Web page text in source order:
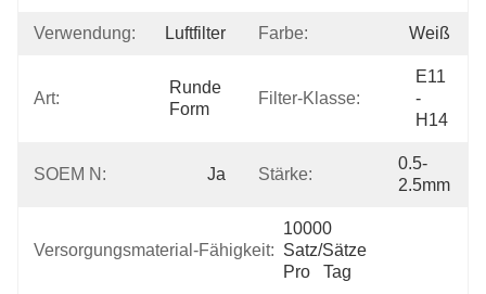
Verwendung: Luftfilter Farbe: Weiß
Art:
Runde
Form
Filter-Klasse:
E11
-
H14
SOEM N: Ja Stärke:
0.5-
2.5mm
Versorgungsmaterial-Fähigkeit:
10000
Satz/Sätze
Pro   Tag